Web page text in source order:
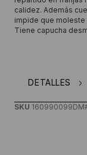
calidez. Además
impide que moleste
Tiene capucha
DETALLES
SKU